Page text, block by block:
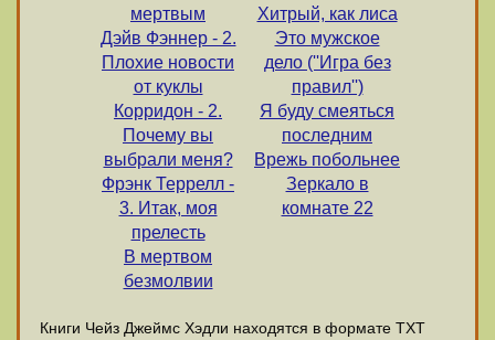
мертвым
Дэйв Фэннер - 2.
Плохие новости
от куклы
Корридон - 2.
Почему вы
выбрали меня?
Фрэнк Террелл -
3. Итак, моя
прелесть
В мертвом
безмолвии
Хитрый, как лиса
Это мужское
дело (''Игра без
правил'')
Я буду смеяться
последним
Врежь побольнее
Зеркало в
комнате 22
Книги Чейз Джеймс Хэдли находятся в формате ТХТ